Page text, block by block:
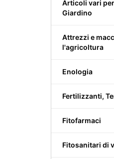
Articoli vari
Giardino
Attrezzi e
l'agricoltura
Enologia
Fertilizzanti,
Fitofarmaci
Fitosanitari di